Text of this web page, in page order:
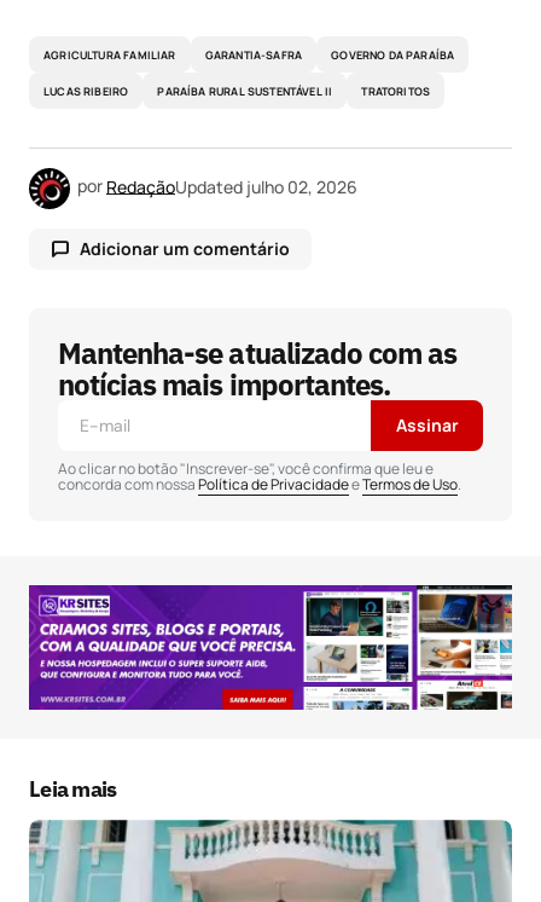
AGRICULTURA FAMILIAR GARANTIA-SAFRA GOVERNO DA PARAÍBA
LUCAS RIBEIRO PARAÍBA RURAL SUSTENTÁVEL II TRATORITOS
por RedaçãoUpdated julho 02, 2026
Adicionar um comentário
O seu endereço de e-mail não será publicado.
Campos obrigatórios são marcados com
Seu nome
Seu e-mail*
Submit Comment
Mantenha-se atualizado com as
notícias mais importantes.
Assinar
Ao clicar no botão "Inscrever-se", você confirma que leu e
concorda com nossaPolítica de PrivacidadeeTermos de Uso.
Leia mais